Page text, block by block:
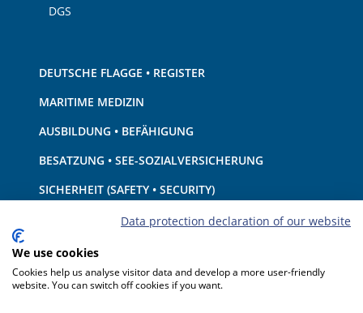
DGS
DEUTSCHE FLAGGE • REGISTER
MARITIME MEDIZIN
AUSBILDUNG • BEFÄHIGUNG
BESATZUNG • SEE-SOZIALVERSICHERUNG
SICHERHEIT (SAFETY • SECURITY)
SCHIFF • AUSRÜSTUNG
UMWELTSCHUTZ • KLIMA
HAFTUNG • FINANZEN
Data protection declaration of our website
We use cookies
Cookies help us analyse visitor data and develop a more user-friendly
website. You can switch off cookies if you want.